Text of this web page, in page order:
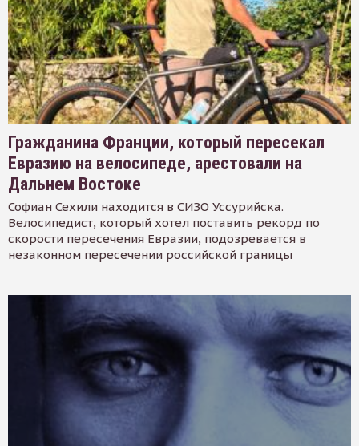
Гражданина Франции, который пересекал
Евразию на велосипеде, арестовали на
Дальнем Востоке
Софиан Сехили находится в СИЗО Уссурийска.
Велосипедист, который хотел поставить рекорд по
скорости пересечения Евразии, подозревается в
незаконном пересечении российской границы